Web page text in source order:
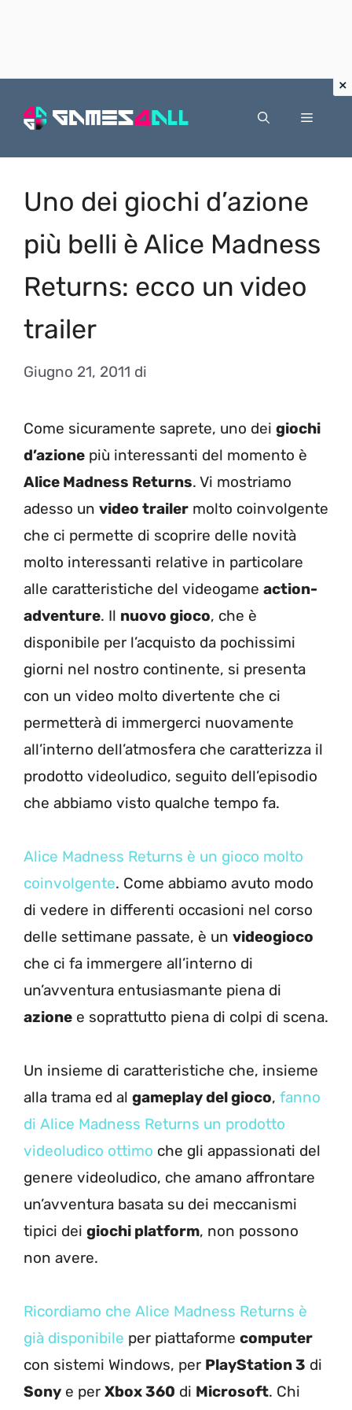
Menu
Uno dei giochi d’azione
più belli è Alice Madness
Returns: ecco un video
trailer
Giugno 21, 2011 di
Come sicuramente saprete, uno dei giochi
d’azione più interessanti del momento è
Alice Madness Returns. Vi mostriamo
adesso un video trailer molto coinvolgente
che ci permette di scoprire delle novità
molto interessanti relative in particolare
alle caratteristiche del videogame action-
adventure. Il nuovo gioco, che è
disponibile per l’acquisto da pochissimi
giorni nel nostro continente, si presenta
con un video molto divertente che ci
permetterà di immergerci nuovamente
all’interno dell’atmosfera che caratterizza il
prodotto videoludico, seguito dell’episodio
che abbiamo visto qualche tempo fa.
Alice Madness Returns è un gioco molto
coinvolgente. Come abbiamo avuto modo
di vedere in differenti occasioni nel corso
delle settimane passate, è un videogioco
che ci fa immergere all’interno di
un’avventura entusiasmante piena di
azione e soprattutto piena di colpi di scena.
Un insieme di caratteristiche che, insieme
alla trama ed al gameplay del gioco, fanno
di Alice Madness Returns un prodotto
videoludico ottimo che gli appassionati del
genere videoludico, che amano affrontare
un’avventura basata su dei meccanismi
tipici dei giochi platform, non possono
non avere.
Ricordiamo che Alice Madness Returns è
già disponibile per piattaforme computer
con sistemi Windows, per PlayStation 3 di
Sony e per Xbox 360 di Microsoft. Chi